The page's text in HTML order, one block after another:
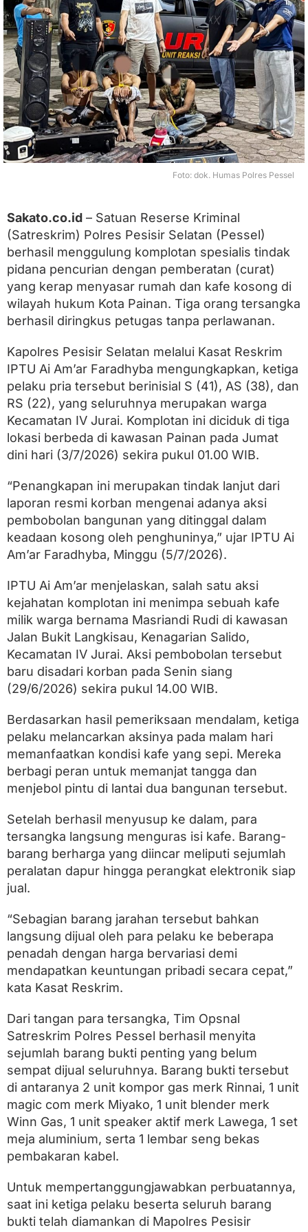
t
L
a
n
g
k
i
s
a
u
,
i
e
s
i
a
l
i
P
e
c
u
r
i
u
m
a
h
K
s
n
g
r
n
g
k
u
P
o
l
e
P
s
s
e
Foto: dok. Humas Polres Pessel
Sakato.co.id – Satuan Reserse Kriminal
(Satreskrim) Polres Pesisir Selatan (Pessel)
berhasil menggulung komplotan spesialis tindak
pidana pencurian dengan pemberatan (curat)
yang kerap menyasar rumah dan kafe kosong di
wilayah hukum Kota Painan. Tiga orang tersangka
berhasil diringkus petugas tanpa perlawanan.
Kapolres Pesisir Selatan melalui Kasat Reskrim
IPTU Ai Am’ar Faradhyba mengungkapkan, ketiga
pelaku pria tersebut berinisial S (41), AS (38), dan
RS (22), yang seluruhnya merupakan warga
Kecamatan IV Jurai. Komplotan ini diciduk di tiga
lokasi berbeda di kawasan Painan pada Jumat
dini hari (3/7/2026) sekira pukul 01.00 WIB.
“Penangkapan ini merupakan tindak lanjut dari
laporan resmi korban mengenai adanya aksi
pembobolan bangunan yang ditinggal dalam
keadaan kosong oleh penghuninya,” ujar IPTU Ai
Am’ar Faradhyba, Minggu (5/7/2026).
IPTU Ai Am’ar menjelaskan, salah satu aksi
kejahatan komplotan ini menimpa sebuah kafe
milik warga bernama Masriandi Rudi di kawasan
Jalan Bukit Langkisau, Kenagarian Salido,
Kecamatan IV Jurai. Aksi pembobolan tersebut
baru disadari korban pada Senin siang
(29/6/2026) sekira pukul 14.00 WIB.
Berdasarkan hasil pemeriksaan mendalam, ketiga
pelaku melancarkan aksinya pada malam hari
memanfaatkan kondisi kafe yang sepi. Mereka
berbagi peran untuk memanjat tangga dan
menjebol pintu di lantai dua bangunan tersebut.
Setelah berhasil menyusup ke dalam, para
tersangka langsung menguras isi kafe. Barang-
barang berharga yang diincar meliputi sejumlah
peralatan dapur hingga perangkat elektronik siap
jual.
“Sebagian barang jarahan tersebut bahkan
langsung dijual oleh para pelaku ke beberapa
penadah dengan harga bervariasi demi
mendapatkan keuntungan pribadi secara cepat,”
kata Kasat Reskrim.
Dari tangan para tersangka, Tim Opsnal
Satreskrim Polres Pessel berhasil menyita
sejumlah barang bukti penting yang belum
sempat dijual seluruhnya. Barang bukti tersebut
di antaranya 2 unit kompor gas merk Rinnai, 1 unit
magic com merk Miyako, 1 unit blender merk
Winn Gas, 1 unit speaker aktif merk Lawega, 1 set
meja aluminium, serta 1 lembar seng bekas
pembakaran kabel.
Untuk mempertanggungjawabkan perbuatannya,
saat ini ketiga pelaku beserta seluruh barang
bukti telah diamankan di Mapolres Pesisir